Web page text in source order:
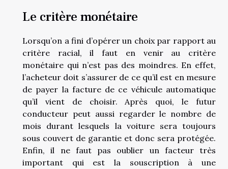
Le critère monétaire
Lorsqu’on a fini d’opérer un choix par rapport au
critère racial, il faut en venir au critère
monétaire qui n’est pas des moindres. En effet,
l’acheteur doit s’assurer de ce qu’il est en mesure
de payer la facture de ce véhicule automatique
qu’il vient de choisir. Après quoi, le futur
conducteur peut aussi regarder le nombre de
mois durant lesquels la voiture sera toujours
sous couvert de garantie et donc sera protégée.
Enfin, il ne faut pas oublier un facteur très
important qui est la souscription à une